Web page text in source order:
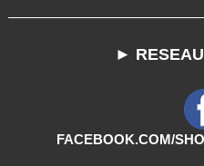
►
FACEBOOK.COM/